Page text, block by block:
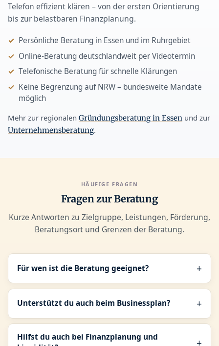
Telefon effizient klären – von der ersten Orientierung
bis zur belastbaren Finanzplanung.
Persönliche Beratung in Essen und im Ruhrgebiet
Online-Beratung deutschlandweit per Videotermin
Telefonische Beratung für schnelle Klärungen
Keine Begrenzung auf NRW – bundesweite Mandate
möglich
Mehr zur regionalen Gründungsberatung in Essen und zur
Unternehmensberatung.
HÄUFIGE FRAGEN
Fragen zur Beratung
Kurze Antworten zu Zielgruppe, Leistungen, Förderung,
Beratungsort und Grenzen der Beratung.
Für wen ist die Beratung geeignet?
Unterstützt du auch beim Businessplan?
Hilfst du auch bei Finanzplanung und